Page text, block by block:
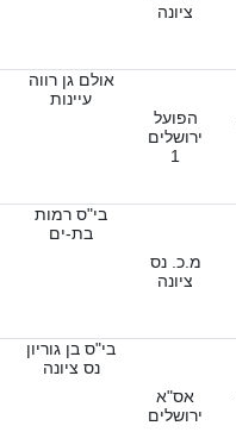
ציונה
הפועל
ירושלים
1
אולם גן רווה
עיינות
מ.כ. נס
ציונה
בי"ס רמות
בת-ים
אס"א
ירושלים
בי"ס בן גוריון
נס ציונה